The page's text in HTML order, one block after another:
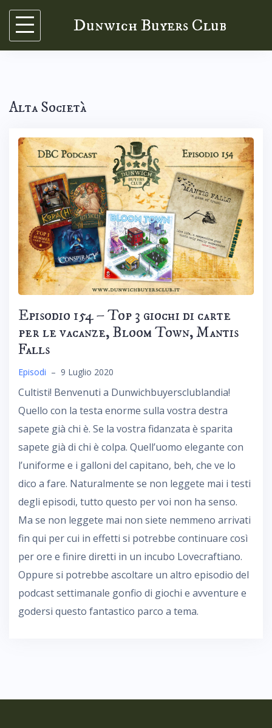
Skip
content
Dunwich Buyers Club
Alta Società
Episodio 154 – Top 3 giochi di carte
per le vacanze, Bloom Town, Mantis
Falls
Episodi – 9 Luglio 2020
Cultisti! Benvenuti a Dunwichbuyersclublandia!
Quello con la testa enorme sulla vostra destra
sapete già chi è. Se la vostra fidanzata è sparita
sapete già di chi è colpa. Quell’uomo elegante con
l’uniforme e i galloni del capitano, beh, che ve lo
dico a fare. Naturalmente se non leggete mai i testi
degli episodi, tutto questo per voi non ha senso.
Ma se non leggete mai non siete nemmeno arrivati
fin qui per cui in effetti si potrebbe continuare così
per ore e finire diretti in un incubo Lovecraftiano.
Oppure si potrebbe ascoltare un altro episodio del
podcast settimanale gonfio di giochi e avventure e
godersi questo fantastico parco a tema.